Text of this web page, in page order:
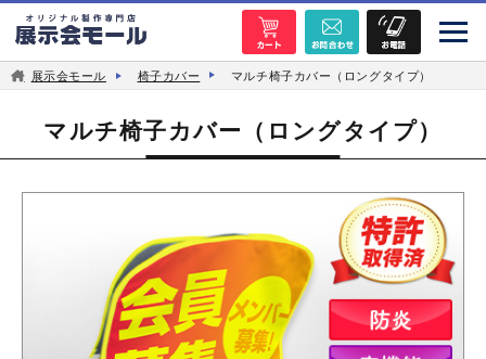
展示会モール 椅子カバー マルチ椅子カバー（ロングタイプ）
マルチ椅子カバー（ロングタイプ）